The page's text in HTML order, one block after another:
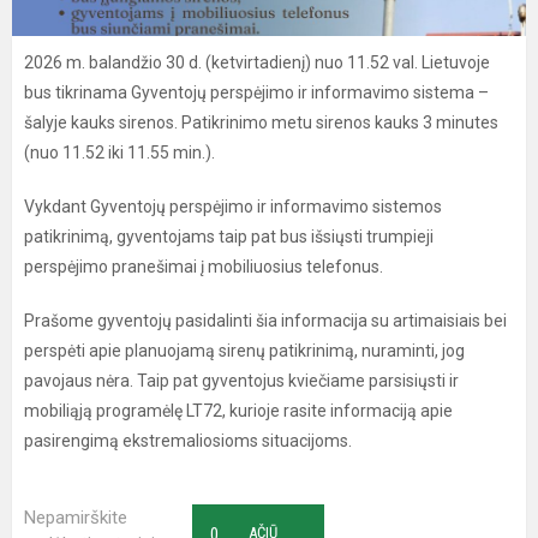
2026 m. balandžio 30 d. (ketvirtadienį) nuo 11.52 val. Lietuvoje
bus tikrinama Gyventojų perspėjimo ir informavimo sistema –
šalyje kauks sirenos. Patikrinimo metu sirenos kauks 3 minutes
(nuo 11.52 iki 11.55 min.).
Vykdant Gyventojų perspėjimo ir informavimo sistemos
patikrinimą, gyventojams taip pat bus išsiųsti trumpieji
perspėjimo pranešimai į mobiliuosius telefonus.
Prašome gyventojų pasidalinti šia informacija su artimaisiais bei
perspėti apie planuojamą sirenų patikrinimą, nuraminti, jog
pavojaus nėra. Taip pat gyventojus kviečiame parsisiųsti ir
mobiliąją programėlę LT72, kurioje rasite informaciją apie
pasirengimą ekstremaliosioms situacijoms.
Nepamirškite
AČIŪ